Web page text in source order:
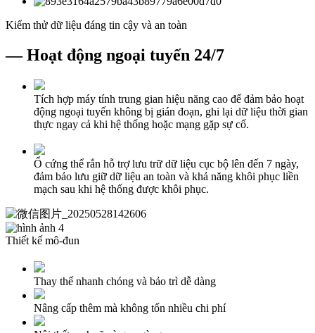
Kiểm thử dữ liệu đáng tin cậy và an toàn
— Hoạt động ngoại tuyến 24/7
Tích hợp máy tính trung gian hiệu năng cao để đảm bảo hoạt
động ngoại tuyến không bị gián đoạn, ghi lại dữ liệu thời gian
thực ngay cả khi hệ thống hoặc mạng gặp sự cố.
Ổ cứng thể rắn hỗ trợ lưu trữ dữ liệu cục bộ lên đến 7 ngày,
đảm bảo lưu giữ dữ liệu an toàn và khả năng khôi phục liền
mạch sau khi hệ thống được khôi phục.
Thiết kế mô-đun
Thay thế nhanh chóng và bảo trì dễ dàng
Nâng cấp thêm mà không tốn nhiều chi phí